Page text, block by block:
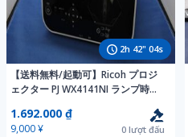
2h 42" 03s
【送料無料/起動可】Ricoh プロジ
ェクター PJ WX4141NI ランプ時間
1.692.000 ₫
9,000 ¥ 0 lượt đấu